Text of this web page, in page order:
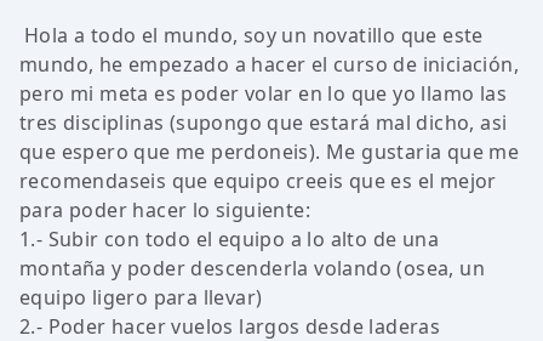
Hola a todo el mundo, soy un novatillo que este
mundo, he empezado a hacer el curso de iniciación,
pero mi meta es poder volar en lo que yo llamo las
tres disciplinas (supongo que estará mal dicho, asi
que espero que me perdoneis). Me gustaria que me
recomendaseis que equipo creeis que es el mejor
para poder hacer lo siguiente:
1.- Subir con todo el equipo a lo alto de una
montaña y poder descenderla volando (osea, un
equipo ligero para llevar)
2.- Poder hacer vuelos largos desde laderas